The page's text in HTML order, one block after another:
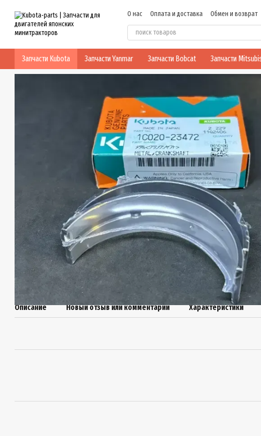
О нас Оплата и доставка Обмен и возврат
Политика конфиденциальности
Запчасти Kubota Запчасти Yanmar Запчасти Bobcat Запчасти
Описание Новый отзыв или комментарий Характеристики